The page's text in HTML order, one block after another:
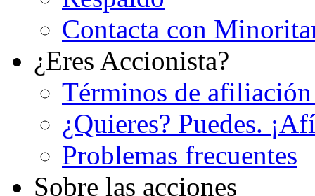
Contacta con
¿Eres Accionista?
Términos de
¿Quieres? Puedes.
Problemas frecuentes
Sobre las acciones